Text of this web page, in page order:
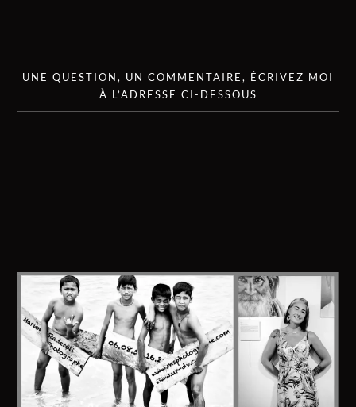
UNE QUESTION, UN COMMENTAIRE, ÉCRIVEZ MOI
À L’ADRESSE CI-DESSOUS